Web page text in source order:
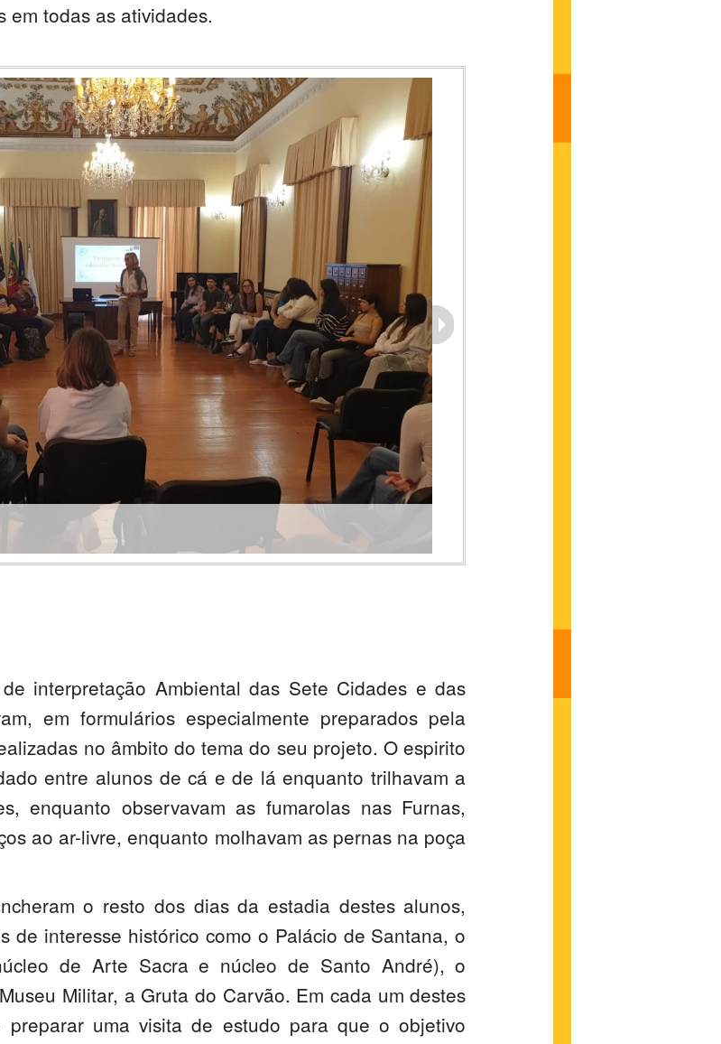
em todas as atividades.
interpretação Ambiental das Sete Cidades e das
em formulários especialmente preparados pela
no âmbito do tema do seu projeto. O espirito
entre alunos de cá e de lá enquanto trilhavam a
enquanto observavam as fumarolas nas Furnas,
ao ar-livre, enquanto molhavam as pernas na poça
o resto dos dias da estadia destes alunos,
de interesse histórico como o Palácio de Santana, o
de Arte Sacra e núcleo de Santo André), o
Militar, a Gruta do Carvão. Em cada um destes
uma visita de estudo para que o objetivo